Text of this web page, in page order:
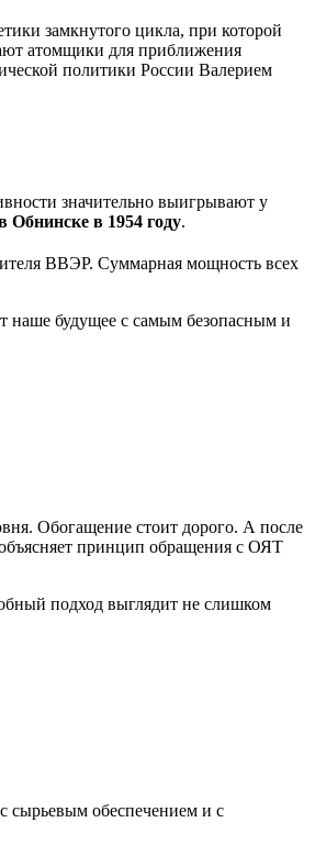
замкнутого цикла, при которой
атомщики для приближения
политики России Валерием
значительно выигрывают у
Обнинске в 1954 году.
ВВЭР. Суммарная мощность всех
наше будущее с самым безопасным и
Обогащение стоит дорого. А после
принцип обращения с ОЯТ
подход выглядит не слишком
сырьевым обеспечением и с